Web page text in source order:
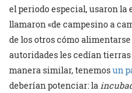
el periodo especial, usaron
llamaron «de campesino a
de los otros cómo
autoridades les cedían
manera similar, tenemosun
deberían potenciar: la